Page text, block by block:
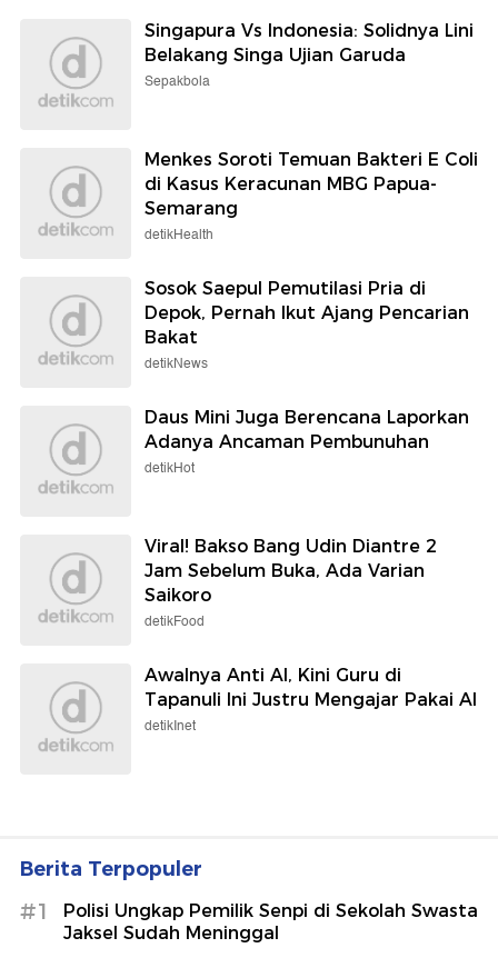
Singapura Vs Indonesia: Solidnya Lini
Belakang Singa Ujian Garuda
Sepakbola
Menkes Soroti Temuan Bakteri E Coli
di Kasus Keracunan MBG Papua-
Semarang
detikHealth
Sosok Saepul Pemutilasi Pria di
Depok, Pernah Ikut Ajang Pencarian
Bakat
detikNews
Daus Mini Juga Berencana Laporkan
Adanya Ancaman Pembunuhan
detikHot
Viral! Bakso Bang Udin Diantre 2
Jam Sebelum Buka, Ada Varian
Saikoro
detikFood
Awalnya Anti AI, Kini Guru di
Tapanuli Ini Justru Mengajar Pakai AI
detikInet
Berita Terpopuler
#1
Polisi Ungkap Pemilik Senpi di Sekolah Swasta
Jaksel Sudah Meninggal